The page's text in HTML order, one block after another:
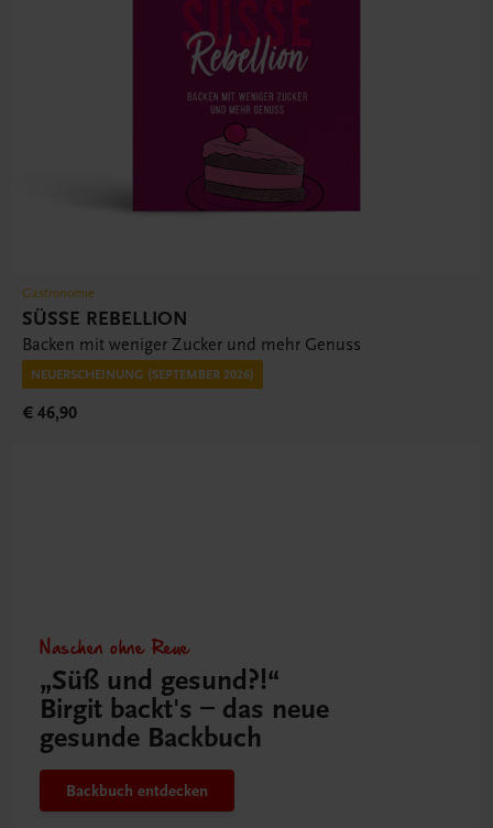
Gastronomie
SÜSSE REBELLION
Backen mit weniger Zucker und mehr Genuss
NEUERSCHEINUNG (SEPTEMBER 2026)
€ 46,90
Naschen ohne Reue
„Süß und gesund?!“
Birgit backt's – das neue
gesunde Backbuch
Backbuch entdecken